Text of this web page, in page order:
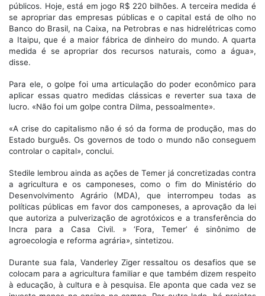
públicos. Hoje, está em jogo R$ 220 bilhões. A terceira medida é
se apropriar das empresas públicas e o capital está de olho no
Banco do Brasil, na Caixa, na Petrobras e nas hidrelétricas como
a Itaipu, que é a maior fábrica de dinheiro do mundo. A quarta
medida é se apropriar dos recursos naturais, como a água»,
disse.
Para ele, o golpe foi uma articulação do poder econômico para
aplicar essas quatro medidas clássicas e reverter sua taxa de
lucro. «Não foi um golpe contra Dilma, pessoalmente».
«A crise do capitalismo não é só da forma de produção, mas do
Estado burguês. Os governos de todo o mundo não conseguem
controlar o capital», conclui.
Stedile lembrou ainda as ações de Temer já concretizadas contra
a agricultura e os camponeses, como o fim do Ministério do
Desenvolvimento Agrário (MDA), que interrompeu todas as
políticas públicas em favor dos camponeses, a aprovação da lei
que autoriza a pulverização de agrotóxicos e a transferência do
Incra para a Casa Civil. » ‘Fora, Temer’ é sinônimo de
agroecologia e reforma agrária», sintetizou.
Durante sua fala, Vanderley Ziger ressaltou os desafios que se
colocam para a agricultura familiar e que também dizem respeito
à educação, à cultura e à pesquisa. Ele aponta que cada vez se